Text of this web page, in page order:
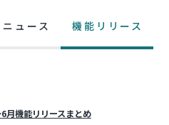
ニュース 機能リリース
月機能リリースまとめ